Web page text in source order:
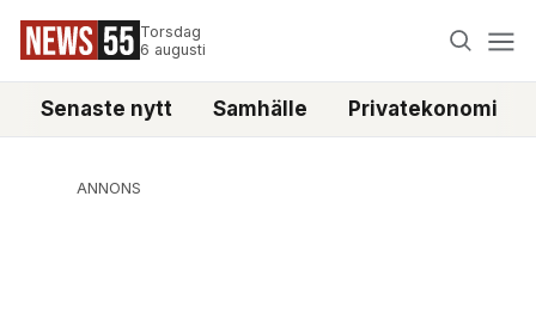
Torsdag
6 augusti
Senaste nytt Samhälle Privatekonomi
ANNONS